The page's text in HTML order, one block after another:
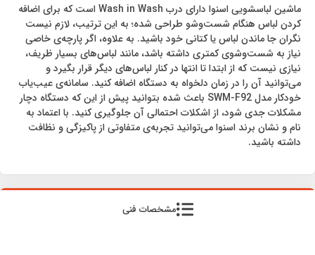
ماشین لباسشویی اسنوا دارای درب Wash in Wash است که برای اضافه
کردن لباس هنگام شست‌وشو طراحی شده؛ به این ترتیب، لازم نیست
نگران جا ماندن لباس یا کتانی خود باشید. به علاوه، اگر پارچه‌ی خاصی
نیاز به شست‌وشوی کمتری داشته باشد، مانند لباس‌های بسیار ظریف،
نیازی نیست که از ابتدا تا انتها در کنار لباس‌های دیگر قرار بگیرد و
می‌توانید آن را در زمان دلخواه به دستگاه اضافه کنید. سامانه‌ی عیب‌یاب
خودکار مدل SWM-F92 باعث شده بتوانید پیش از این که دستگاه دچار
مشکلات جدی شود، از اشکلات احتمالی آن جلوگیری کنید. با اعتماد به
نام و نشان برند اسنوا می‌‌توانید تجربه‌ی متفاوتی از پاکیزگی و نظافت
داشته باشید.
مشخصات فنی